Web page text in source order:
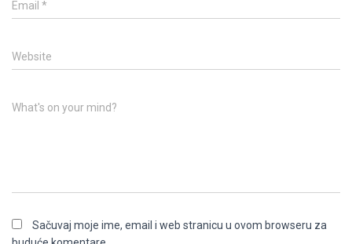
Email *
Website
What's on your mind?
Sačuvaj moje ime, email i web stranicu u ovom browseru za